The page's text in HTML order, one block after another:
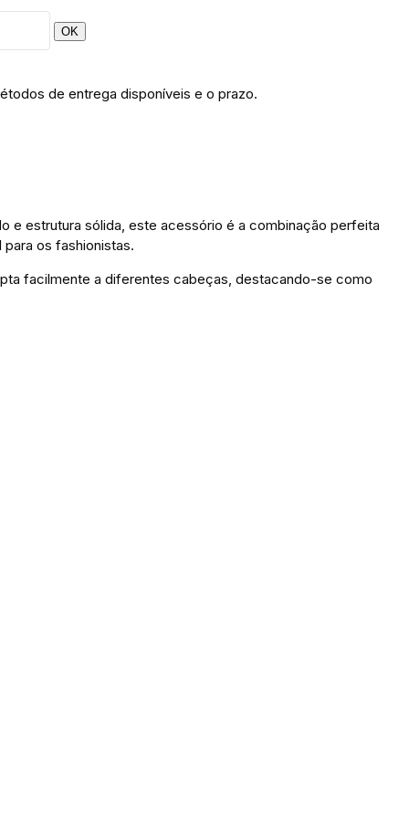
OK
de entrega disponíveis e o prazo.
e estrutura sólida, este acessório é a combinação perfeita
os fashionistas.
facilmente a diferentes cabeças, destacando-se como